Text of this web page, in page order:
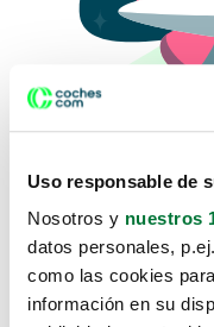
Uso responsable de
Nosotros y nuestros
datos personales,
como las cookies
información en su
Lo